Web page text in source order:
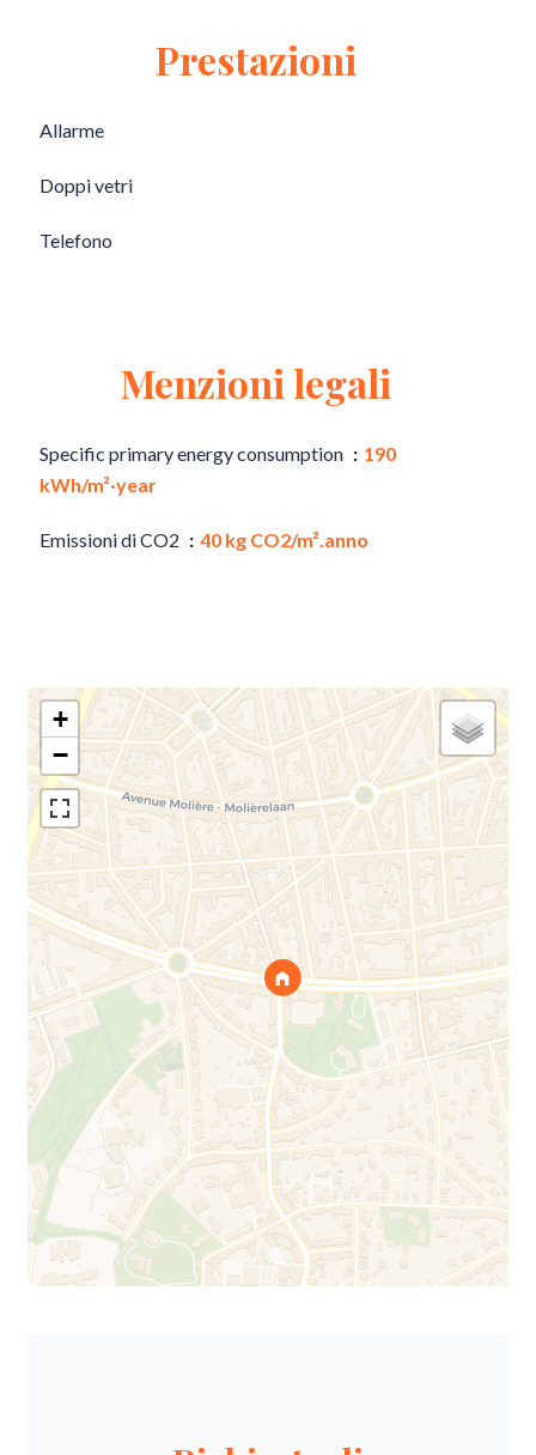
Prestazioni
Allarme
Doppi vetri
Telefono
Menzioni legali
Specific primary energy consumption
190
kWh/m²·year
Emissioni di CO2 40 kg CO2/m².anno
+
−